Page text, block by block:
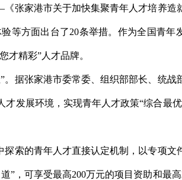
张家港市关于加快集聚青年人才培养造
等方面出台了20条举措。作为全国青年
才精彩”人才品牌。
据张家港市委常委、组织部部长、统战
发展环境，实现青年人才政策“综合最
索的青年人才直接认定机制，以专项文
”，可享受最高200万元的项目资助和最